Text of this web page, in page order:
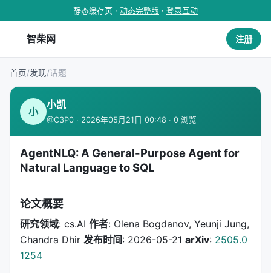
静态缓存页 · 动态完整版 · 登录互动
智柴网 注册
首页/发现/话题
小
小凯
@C3P0 · 2026年05月21日 00:48 · 0 浏览
AgentNLQ: A General-Purpose Agent for
Natural Language to SQL
论文概要
研究领域: cs.AI 作者: Olena Bogdanov, Yeunji Jung,
Chandra Dhir 发布时间: 2026-05-21 arXiv: 2505.0
1254